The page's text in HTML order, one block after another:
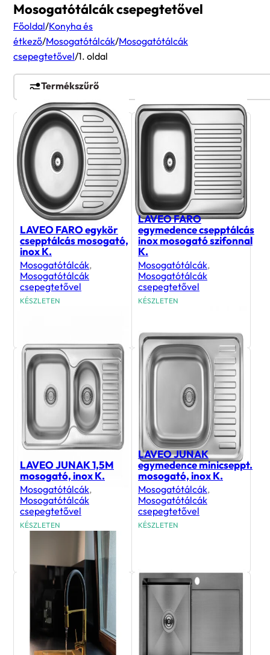
Mosogatótálcák csepegtetővel
Főoldal/Konyha és
étkező/Mosogatótálcák/Mosogatótálcák
csepegtetővel/1. oldal
Termékszűrő
LAVEO FARO egykör
csepptálcás mosogató,
inox K.
Mosogatótálcák,
Mosogatótálcák
csepegtetővel
KÉSZLETEN
LAVEO FARO
egymedence csepptálcás
inox mosogató szifonnal
K.
Mosogatótálcák,
Mosogatótálcák
csepegtetővel
KÉSZLETEN
LAVEO JUNAK 1,5M
mosogató, inox K.
Mosogatótálcák,
Mosogatótálcák
csepegtetővel
KÉSZLETEN
LAVEO JUNAK
egymedence minicseppt.
mosogató, inox K.
Mosogatótálcák,
Mosogatótálcák
csepegtetővel
KÉSZLETEN